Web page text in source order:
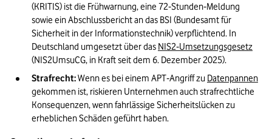
(KRITIS) ist die Frühwarnung, eine 72‑Stunden‑Meldung
sowie ein Abschlussbericht an das BSI (Bundesamt für
Sicherheit in der Informationstechnik) verpflichtend. In
Deutschland umgesetzt über das NIS2‑Umsetzungsgesetz
(NIS2UmsuCG, in Kraft seit dem 6. Dezember 2025).
Strafrecht: Wenn es bei einem APT‑Angriff zu Datenpannen
gekommen ist, riskieren Unternehmen auch strafrechtliche
Konsequenzen, wenn fahrlässige Sicherheitslücken zu
erheblichen Schäden geführt haben.